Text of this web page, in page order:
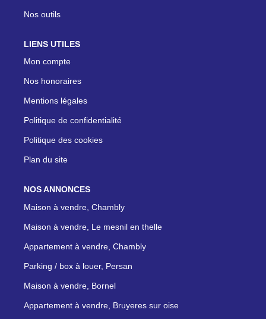
Nos outils
LIENS UTILES
Mon compte
Nos honoraires
Mentions légales
Politique de confidentialité
Politique des cookies
Plan du site
NOS ANNONCES
Maison à vendre, Chambly
Maison à vendre, Le mesnil en thelle
Appartement à vendre, Chambly
Parking / box à louer, Persan
Maison à vendre, Bornel
Appartement à vendre, Bruyeres sur oise